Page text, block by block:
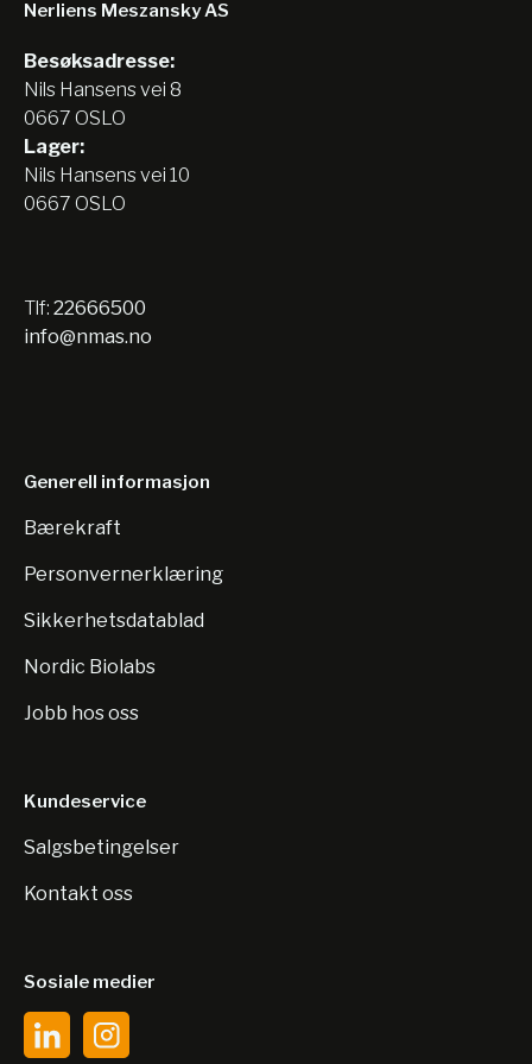
Nerliens Meszansky AS
Besøksadresse:
Nils Hansens vei 8
0667 OSLO
Lager:
Nils Hansens vei 10
0667 OSLO
Tlf: 22666500
info@nmas.no
Generell informasjon
Bærekraft
Personvernerklæring
Sikkerhetsdatablad
Nordic Biolabs
Jobb hos oss
Kundeservice
Salgsbetingelser
Kontakt oss
Sosiale medier